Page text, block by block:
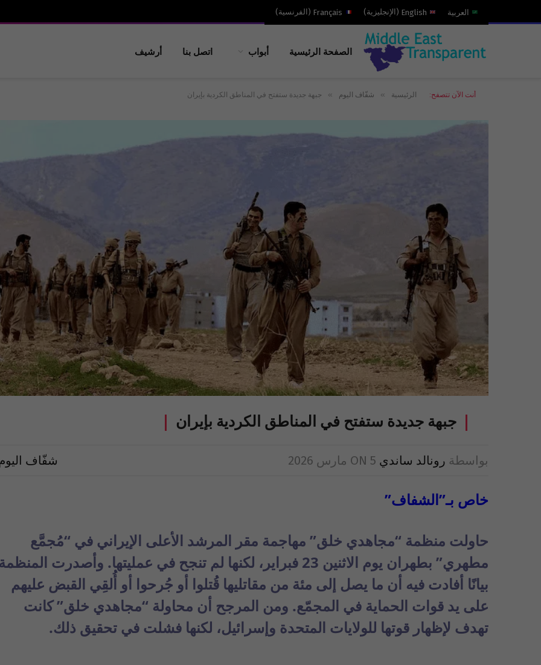
العربية English
( الإنجليزية)
Français
( الفرنسية)
الصفحة الرئيسية أبواب اتصل بنا أرشيف
أنت الآن تتصفح: الرئيسية » شفّاف اليوم » جبهة جديدة ستفتح في المناطق الكردية بإيران
جبهة جديدة ستفتح في المناطق الكردية بإيران
بواسطة رونالد ساندي ON 5 مارس 2026 شفّاف
خاص بـ”الشفاف”
حاولت منظمة “مجاهدي خلق” مهاجمة مقر المرشد الأعلى الإيراني في “مُجمَّع
مطهري”
بطهران يوم الاثنين 23 فبراير، لكنها لم تنجح في عمليتها. وأصدرت المنظمة
بيانًا أفادت فيه أن ما يصل إلى مئة من مقاتليها قُتلوا أو جُرحوا أو أُلقِي القبض عليهم
على يد قوات الحماية في المجمّع. ومن المرجح أن محاولة “مجاهدي خلق” كانت
تهدف لإظهار قوتها للولايات المتحدة وإسرائيل، لكنها فشلت في تحقيق ذلك.